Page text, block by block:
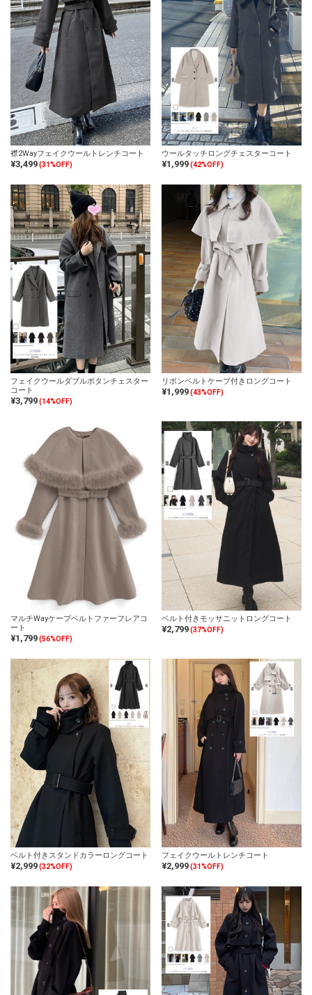
襟2Wayフェイクウールトレンチコート
¥3,499(31%OFF)
ウールタッチロングチェスターコート
¥1,999(42%OFF)
フェイクウールダブルボタンチェスター
コート
¥3,799(14%OFF)
リボンベルトケープ付きロングコート
¥1,999(43%OFF)
マルチWayケープベルトファーフレアコ
ート
¥1,799(56%OFF)
ベルト付きモッサニットロングコート
¥2,799(37%OFF)
ベルト付きスタンドカラーロングコート
¥2,999(32%OFF)
フェイクウールトレンチコート
¥2,999(31%OFF)